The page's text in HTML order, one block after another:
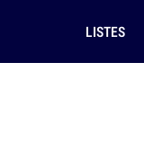
LISTES